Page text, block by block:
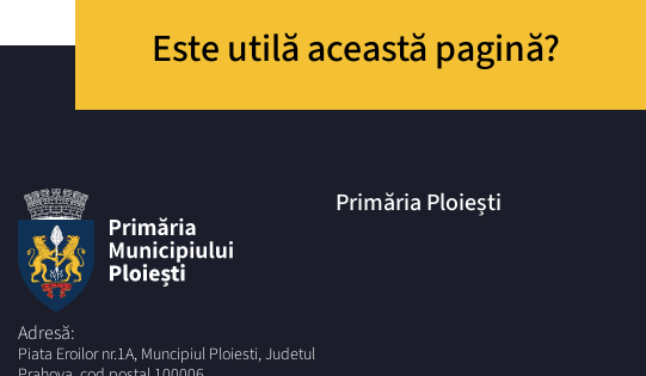
Este utilă această pagină?
Adresă:
Piata Eroilor nr.1A, Muncipiul Ploiesti, Judetul
Primăria Ploiești